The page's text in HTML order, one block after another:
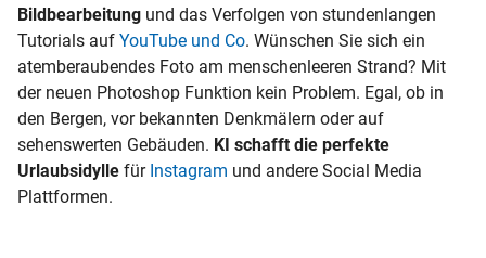
Bildbearbeitung und das Verfolgen von stundenlangen
Tutorials auf YouTube und Co. Wünschen Sie sich ein
atemberaubendes Foto am menschenleeren Strand? Mit
der neuen Photoshop Funktion kein Problem. Egal, ob in
den Bergen, vor bekannten Denkmälern oder auf
sehenswerten Gebäuden. KI schafft die perfekte
Urlaubsidylle für Instagram und andere Social Media
Plattformen.